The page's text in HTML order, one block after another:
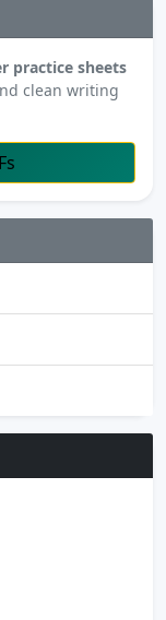
practice sheets
clean writing